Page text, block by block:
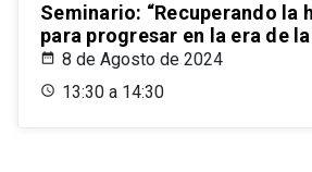
Seminario: “Recuperando la
para progresar en la era de la
8 de Agosto de 2024
13:30 a 14:30